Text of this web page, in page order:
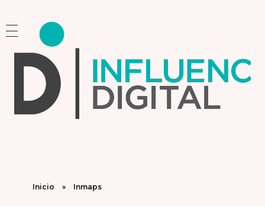
Inicio » Inmaps